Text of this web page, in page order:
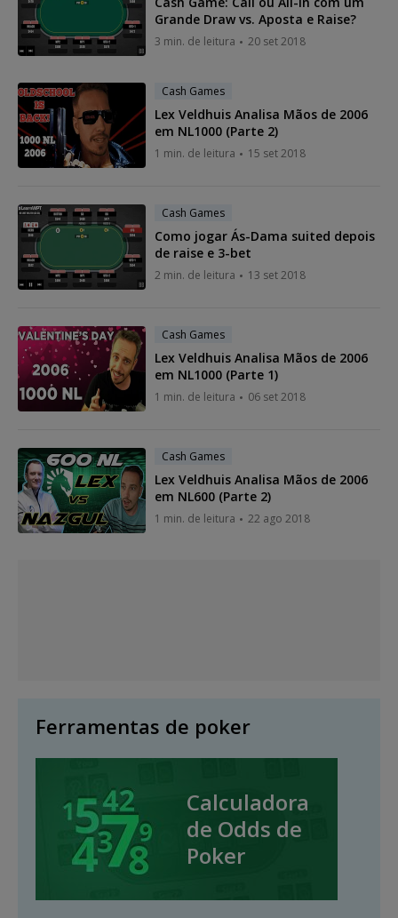
Grande Draw vs. Aposta e Raise?
3 min. de leitura 20 set 2018
Cash Games
Lex Veldhuis Analisa Mãos de 2006
em NL1000 (Parte 2)
1 min. de leitura 15 set 2018
Cash Games
Como jogar Ás-Dama suited depois
de raise e 3-bet
2 min. de leitura 13 set 2018
Cash Games
Lex Veldhuis Analisa Mãos de 2006
em NL1000 (Parte 1)
1 min. de leitura 06 set 2018
Cash Games
Lex Veldhuis Analisa Mãos de 2006
em NL600 (Parte 2)
1 min. de leitura 22 ago 2018
Ferramentas de poker
Calculadora
de Odds de
Poker